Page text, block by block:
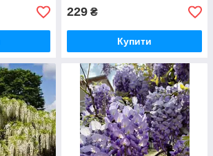
229 ₴
Купити